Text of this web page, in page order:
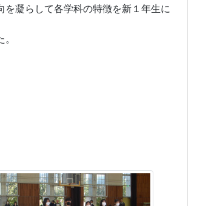
を凝らして各学科の特徴を新 １年生に